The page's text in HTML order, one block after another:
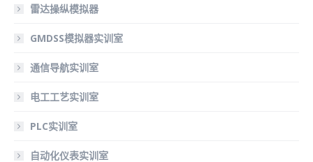
雷达操纵模拟器
GMDSS模拟器实训室
通信导航实训室
电工工艺实训室
PLC实训室
自动化仪表实训室